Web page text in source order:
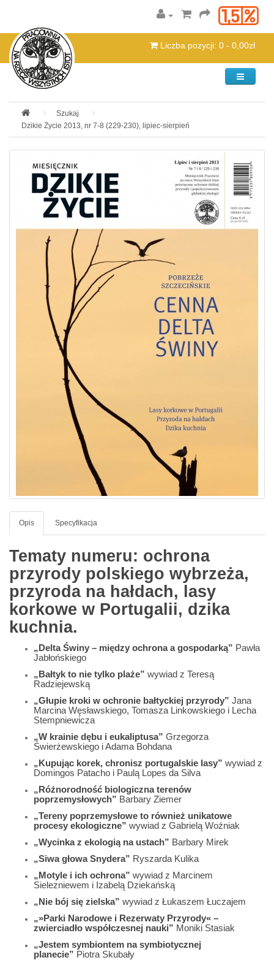
Liczba pozycji: 0 - 0,00zł
Kategorie
Szukaj
Dzikie Życie 2013, nr 7-8 (229-230), lipiec-sierpień
Opis Specyfikacja
Tematy numeru: ochrona
przyrody polskiego wybrzeża,
przyroda na hałdach, lasy
korkowe w Portugalii, dzika
kuchnia.
„Delta Świny – między ochrona a gospodarką” Pawła
Jabłońskiego
„Bałtyk to nie tylko plaże” wywiad z Teresą
Radziejewską
„Głupie kroki w ochronie bałtyckiej przyrody” Jana
Marcina Węsławskiego, Tomasza Linkowskiego i Lecha
Stempniewicza
„W krainie dębu i eukaliptusa” Grzegorza
Świerżewskiego i Adama Bohdana
„Kupując korek, chronisz portugalskie lasy” wywiad z
Domingos Patacho i Paulą Lopes da Silva
„Różnorodność biologiczna terenów
poprzemysłowych” Barbary Ziemer
„Tereny poprzemysłowe to również unikatowe
procesy ekologiczne” wywiad z Gabrielą Woźniak
„Wycinka z ekologią na ustach” Barbary Mirek
„Siwa głowa Snydera” Ryszarda Kulika
„Motyle i ich ochrona” wywiad z Marcinem
Sielezniewem i Izabelą Dziekańską
„Nie bój się zielska” wywiad z Łukaszem Łuczajem
„»Parki Narodowe i Rezerwaty Przyrody« –
zwierciadło współczesnej nauki” Moniki Stasiak
„Jestem symbiontem na symbiotycznej
planecie” Piotra Skubały